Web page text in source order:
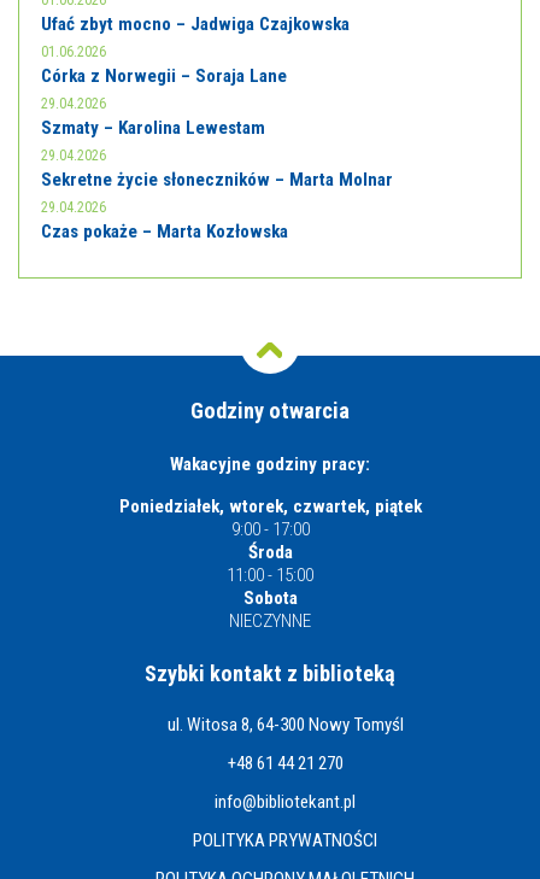
Ufać zbyt mocno – Jadwiga Czajkowska
01.06.2026
Córka z Norwegii – Soraja Lane
29.04.2026
Szmaty – Karolina Lewestam
29.04.2026
Sekretne życie słoneczników – Marta Molnar
29.04.2026
Czas pokaże – Marta Kozłowska
Godziny otwarcia
Wakacyjne godziny pracy:
Poniedziałek, wtorek, czwartek, piątek
9:00 - 17:00
Środa
11:00 - 15:00
Sobota
NIECZYNNE
Szybki kontakt z biblioteką
ul. Witosa 8, 64-300 Nowy Tomyśl
+48 61 44 21 270
info@bibliotekant.pl
POLITYKA PRYWATNOŚCI